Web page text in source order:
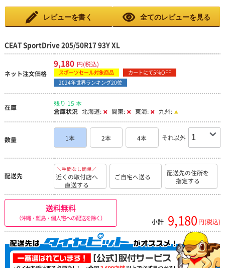
だと思う。
レビューを書く 全てのレビューを見る
CEAT SportDrive 205/50R17 93Y XL
ネット注文価格
9,180 円(税込)
スポーツセール対象商品
カートにて5％OFF
2024年世界ランキング20位
在庫
残り 15 本
倉庫状況 北海道: 関東: 東海: 九州:
数量 1本 2本 4本 それ以外
配送先
＼手間なし簡単／
近くの取付店へ
直送する
ご自宅へ送る
配送先の住所を
指定する
送料無料
（沖縄・離島・個人宅への配送を除く） 小計 9,180 円(税込)